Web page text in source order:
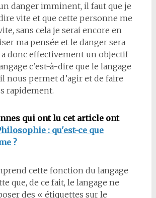
danger imminent, il faut que je
vite et que cette personne me
sans cela je serai encore en
ma pensée et le danger sera
a donc effectivement un objectif
c’est-à-dire que le langage
nous permet d’agir et de faire
rapidement.
qui ont lu cet article ont
: qu'est-ce que
?
cette fonction du langage
que, de ce fait, le langage ne
des « étiquettes sur le